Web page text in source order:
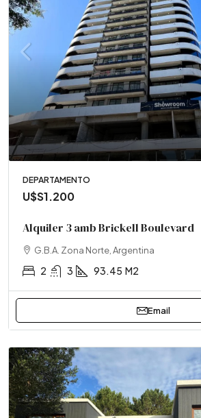
DEPARTAMENTO
U$S1.200
Alquiler 3 amb Brickell Boulevard
G.B.A. Zona Norte, Argentina
2 3 93.45 M2
Email